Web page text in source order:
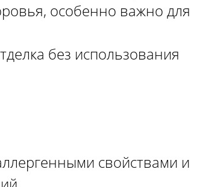
особенно важно для
без использования
свойствами и